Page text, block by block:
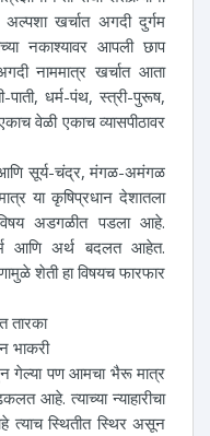
खर्चात अगदी दुर्गम
नकाश्यावर आपली छाप
नाममात्र खर्चात आता
पाती, धर्म-पंथ, स्त्री-पुरूष,
वेळी एकाच व्यासपीठावर
चंद्र, मंगळ-अमंगळ
या कृषिप्रधान देशातला
अडगळीत पडला आहे.
आणि अर्थ बदलत आहेत.
शेती हा विषयच फारफार
तारका
भाकरी
पण आमचा भैरू मात्र
आहे. त्याच्या न्याहारीचा
त्याच स्थितीत स्थिर असून